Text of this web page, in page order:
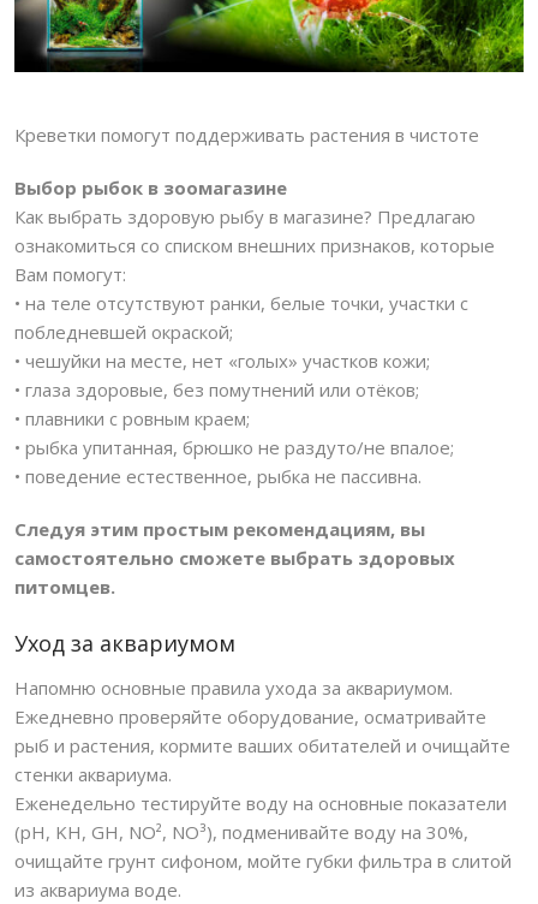
Креветки помогут поддерживать растения в чистоте
Выбор рыбок в зоомагазине
Как выбрать здоровую рыбу в магазине? Предлагаю
ознакомиться со списком внешних признаков, которые
Вам помогут:
• на теле отсутствуют ранки, белые точки, участки с
побледневшей окраской;
• чешуйки на месте, нет «голых» участков кожи;
• глаза здоровые, без помутнений или отёков;
• плавники с ровным краем;
• рыбка упитанная, брюшко не раздуто/не впалое;
• поведение естественное, рыбка не пассивна.
Следуя этим простым рекомендациям, вы
самостоятельно сможете выбрать здоровых
питомцев.
Уход за аквариумом
Напомню основные правила ухода за аквариумом.
Ежедневно проверяйте оборудование, осматривайте
рыб и растения, кормите ваших обитателей и очищайте
стенки аквариума.
Еженедельно тестируйте воду на основные показатели
(pH, KH, GH, NO², NO³), подменивайте воду на 30%,
очищайте грунт сифоном, мойте губки фильтра в слитой
из аквариума воде.